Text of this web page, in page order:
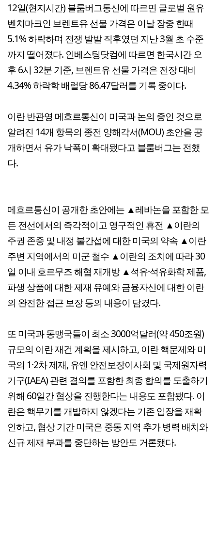
12일(현지시간) 블룸버그통신에 따르면 글로벌 원유
벤치마크인 브렌트유 선물 가격은 이날 장중 한때
5.1% 하락하며 전쟁 발발 직후였던 지난 3월 초 수준
까지 떨어졌다. 인베스팅닷컴에 따르면 한국시간 오
후 6시 32분 기준, 브렌트유 선물 가격은 전장 대비
4.34% 하락학 배럴당 86.47달러를 기록 중이다.
이란 반관영 메흐르통신이 미국과 논의 중인 것으로
알려진 14개 항목의 종전 양해각서(MOU) 초안을 공
개하면서 유가 낙폭이 확대됐다고 블룸버그는 전했
다.
메흐르통신이 공개한 초안에는 ▲레바논을 포함한 모
든 전선에서의 즉각적이고 영구적인 휴전 ▲이란의
주권 존중 및 내정 불간섭에 대한 미국의 약속 ▲이란
주변 지역에서의 미군 철수 ▲이란의 조치에 따라 30
일 이내 호르무즈 해협 재개방 ▲석유·석유화학 제품,
파생 상품에 대한 제재 유예와 금융자산에 대한 이란
의 완전한 접근 보장 등의 내용이 담겼다.
또 미국과 동맹국들이 최소 3000억달러(약 450조원)
규모의 이란 재건 계획을 제시하고, 이란 핵문제와 미
국의 1·2차 제재, 유엔 안전보장이사회 및 국제원자력
기구(IAEA) 관련 결의를 포함한 최종 합의를 도출하기
위해 60일간 협상을 진행한다는 내용도 포함됐다. 이
란은 핵무기를 개발하지 않겠다는 기존 입장을 재확
인하고, 협상 기간 미국은 중동 지역 추가 병력 배치와
신규 제재 부과를 중단하는 방안도 거론됐다.